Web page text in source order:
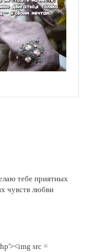
тебе приятных
чувств любви
src =